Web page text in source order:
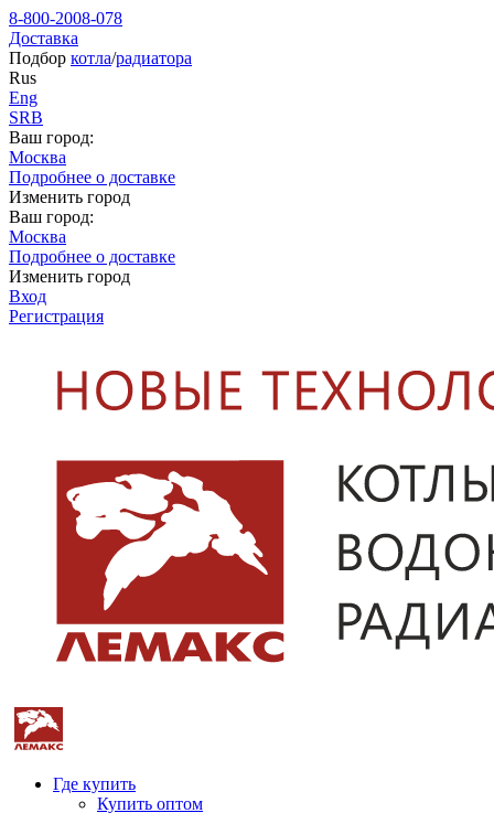
8-800-2008-078
Доставка
Подбор котла/радиатора
Rus
Eng
SRB
Ваш город:
Москва
Подробнее о доставке
Изменить город
Ваш город:
Москва
Подробнее о доставке
Изменить город
Вход
Регистрация
Где купить
Купить оптом